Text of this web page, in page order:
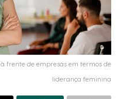
frente de empresas em termos de
liderança feminina